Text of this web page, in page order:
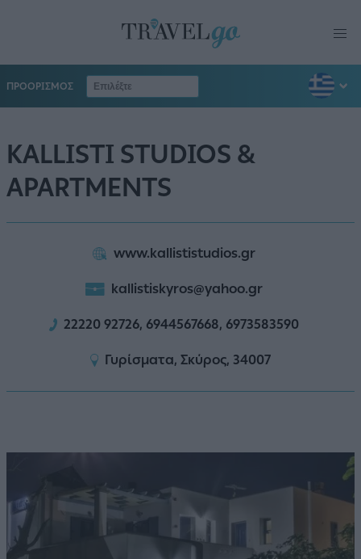
ΠΡΟΟΡΙΣΜΟΣ
KALLISTI STUDIOS &
APARTMENTS
www.kallististudios.gr
kallistiskyros@yahoo.gr
22220 92726, 6944567668, 6973583590
Γυρίσματα, Σκύρος, 34007